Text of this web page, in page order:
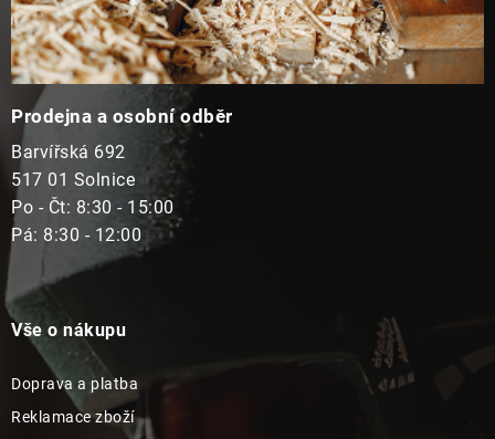
Prodejna a osobní odběr
Barvířská 692
517 01 Solnice
Po - Čt: 8:30 - 15:00
Pá: 8:30 - 12:00
Vše o nákupu
Doprava a platba
Reklamace zboží